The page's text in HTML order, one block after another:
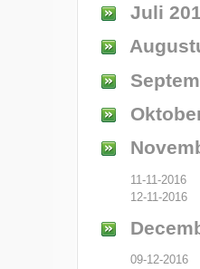
Juli
11-11-2016
12-11-2016
09-12-2016